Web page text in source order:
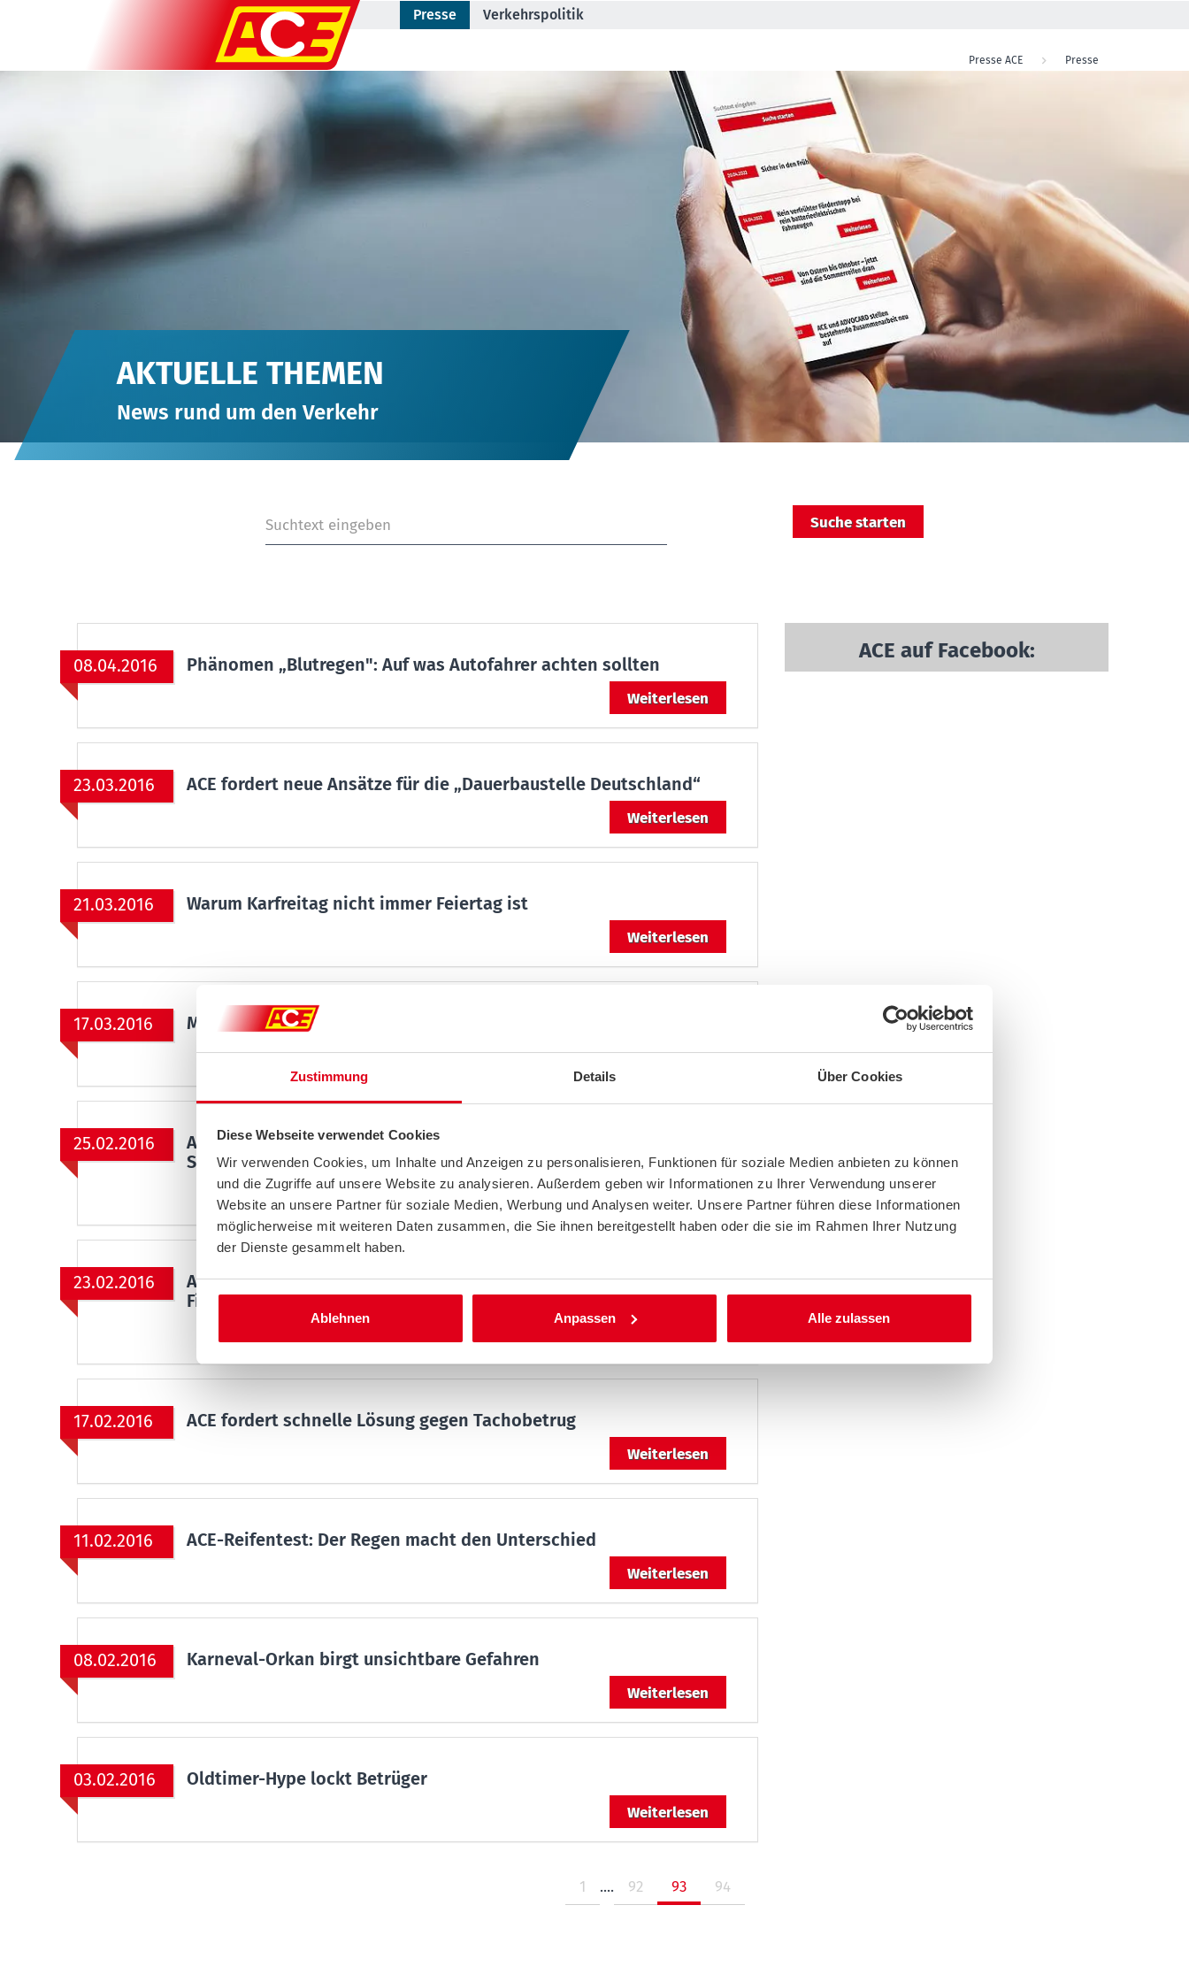
Zustimmung Details Über Cookies
Diese Webseite verwendet Cookies
Wir verwenden Cookies, um Inhalte und Anzeigen zu personalisieren, Funktionen für soziale Medien anbieten zu können
und die Zugriffe auf unsere Website zu analysieren. Außerdem geben wir Informationen zu Ihrer Verwendung unserer
Website an unsere Partner für soziale Medien, Werbung und Analysen weiter. Unsere Partner führen diese Informationen
möglicherweise mit weiteren Daten zusammen, die Sie ihnen bereitgestellt haben oder die sie im Rahmen Ihrer Nutzung
der Dienste gesammelt haben.
Ablehnen Anpassen Alle zulassen
Presse Verkehrspolitik
Presse ACE Presse
AKTUELLE THEMEN
News rund um den Verkehr
08.04.2016 Phänomen „Blutregen": Auf was Autofahrer achten sollten
Weiterlesen
23.03.2016 ACE fordert neue Ansätze für die „Dauerbaustelle Deutschland“
Weiterlesen
21.03.2016 Warum Karfreitag nicht immer Feiertag ist
Weiterlesen
17.03.2016 Mit den ACE-Tipps gegen den Oster-Stau
Weiterlesen
25.02.2016
ACE sieht Ursache steigender Unfallzahlen in Smartphones und
Sparpolitik
Weiterlesen
23.02.2016
ACE zum Bodewig-Bericht: Trendwende ohne ausreichende
Finanzmittel nicht möglich
17.02.2016 ACE fordert schnelle Lösung gegen Tachobetrug
Weiterlesen
11.02.2016 ACE-Reifentest: Der Regen macht den Unterschied
Weiterlesen
08.02.2016 Karneval-Orkan birgt unsichtbare Gefahren
Weiterlesen
03.02.2016 Oldtimer-Hype lockt Betrüger
Weiterlesen
1 .... 92 93 94
ACE auf Facebook: